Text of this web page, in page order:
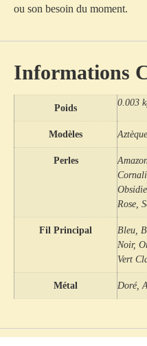
ou son besoin du moment.
Informations
Poids 0.003
Modèles
Perles
Rose,
Fil Principal
Bleu,
Noir,
Vert
Métal Doré,